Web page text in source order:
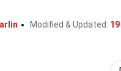
Modified & Updated: